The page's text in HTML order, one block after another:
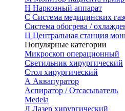
Н Наркозный аппарат
С Система медицинских
Система обогрева /
Ц Центральная станция
Популярные категории
Микроскоп операционный
Светильник хирургический
Стол хирургический
А Аквапуратор
Аспиратор / Отсасыватель
Medela
Л Лазер хирургический